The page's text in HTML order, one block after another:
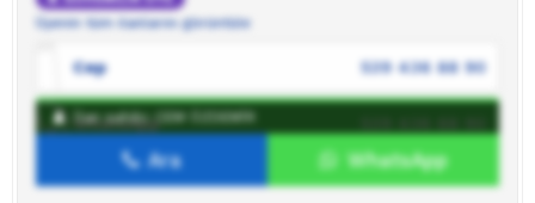
Üyenin tüm ilanlarını görüntüle
Cep 539 436 88 90
WhatsApp
İlan sahibine mesaj gönder
İlan sahibi: CEM ÖZDEMİR
Ara WhatsApp